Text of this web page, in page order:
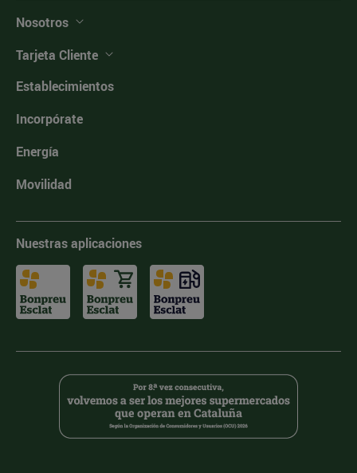
Nosotros
Tarjeta Cliente
Establecimientos
Incorpórate
Energía
Movilidad
Nuestras aplicaciones